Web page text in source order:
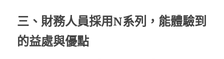
三、財務人員採用N系列，能體驗到
的益處與優點